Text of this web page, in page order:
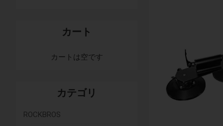
カート
カートは空です
カテゴリ
ROCKBROS